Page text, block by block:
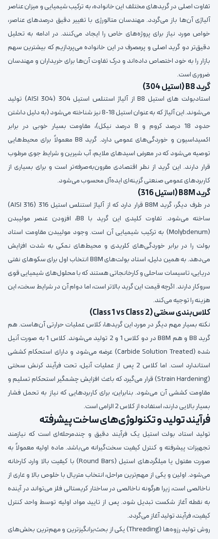
تفاوت اصلی در گریدهای مختلف این خانواده، به ترکیب شیمیایی و میزان عناصر
آلیاژی آن‌ها باز می‌گردد. مهندسان متالورژی با تغییر دقیق درصدهای عناصر،
خواص مورد نیاز برای پروژه‌های خاص را ایجاد می‌کنند. در ادامه به تحلیل
دقیق‌تر دو گرید اصلی و پرمصرف در این خانواده می‌پردازیم که بیشترین سهم
بازار را به خود اختصاص داده‌اند و درک تفاوت آن‌ها برای خریداران و مهندسان
ضروری است.
گرید B8 (استیل 304)
استادبولت های استیل B8 از آلیاژ استنلس استیل 304 (AISI 304) تولید
می‌شوند. این آلیاژ که به عنوان استیل 18-8 نیز شناخته می‌شود (به دلیل داشتن
حدود 18 درصد کروم و 8 درصد نیکل)، مقاومت بسیار خوبی در برابر
اکسیداسیون و خوردگی‌های عمومی دارد. گرید B8 معمولاً برای محیط‌هایی
توصیه می‌شود که در معرض اسیدهای ملایم، آب شیرین و شرایط جوی مرطوب
قرار دارند. این گرید از نظر اقتصادی مقرون‌به‌صرفه‌تر است و برای بسیاری از
کاربردهای عمومی صنعتی گزینه‌ای ایده‌آل محسوب می‌شود.
گرید B8M (استیل 316)
در طرف دیگر، گرید B8M قرار دارد که از آلیاژ استنلس استیل 316 (AISI 316)
ساخته می‌شود. تفاوت کلیدی این گرید با B8، افزودن عنصر مولیبدن
(Molybdenum) به ترکیب شیمیایی آن است. وجود مولیبدن مقاومت استاد
بولت را در برابر خوردگی‌های کلریدی و محیط‌های نمکی به شدت افزایش
می‌دهد. به همین دلیل، استاد بولت‌های B8M انتخاب اول برای سکوهای نفتی
دریایی، تاسیسات ساحلی و کارخانجاتی هستند که با محلول‌های شیمیایی قوی
سروکار دارند. اگرچه قیمت این گرید بالاتر است، اما دوام آن در شرایط سخت، این
هزینه را توجیه می‌کند.
کلاس‌بندی سختی (Class 1 vs Class 2)
نکته بسیار مهم دیگر در مورد این گریدها، کلاس عملیات حرارتی آن‌هاست. هم
گرید B8 و هم B8M در دو کلاس 1 و 2 تولید می‌شوند. کلاس 1 به صورت آنیل
شده (Carbide Solution Treated) عرضه می‌شود و دارای استحکام کششی
استاندارد است. اما کلاس 2 پس از عملیات آنیل، تحت فرآیند کرنش سختی
(Strain Hardening) قرار می‌گیرد که باعث افزایش چشمگیر استحکام تسلیم و
مقاومت کششی آن می‌شود. بنابراین، برای کاربردهایی که نیاز به تحمل فشار
بسیار بالایی دارند، استفاده از کلاس 2 الزامی است.
فرآیند تولید و تکنولوژی‌های ساخت پیشرفته
تولید استاد بولت استیل یک فرآیند دقیق و چندمرحله‌ای است که نیازمند
تجهیزات پیشرفته و کنترل کیفیت سخت‌گیرانه می‌باشد. ماده اولیه معمولاً به
صورت مفتول یا میلگردهای استیل (Round Bars) با کیفیت بالا وارد کارخانه
می‌شود. اولین و یکی از مهم‌ترین مراحل، انتخاب متریال با خلوص بالا و عاری از
ناخالصی است، زیرا هرگونه ناخالصی در ساختار کریستالی فلز می‌تواند در آینده
به نقطه آغاز شکست تبدیل شود. پس از تایید مواد اولیه توسط واحد کنترل
کیفیت، فرآیند تولید آغاز می‌گردد.
روش تولید رزوه‌ها (Threading) یکی از بحث‌برانگیزترین و مهم‌ترین بخش‌های